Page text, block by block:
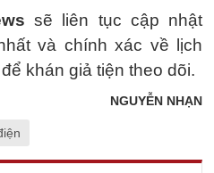
sẽ liên tục cập nhật
và chính xác về lịch
khán giả tiện theo dõi.
NGUYỄN NHẠN